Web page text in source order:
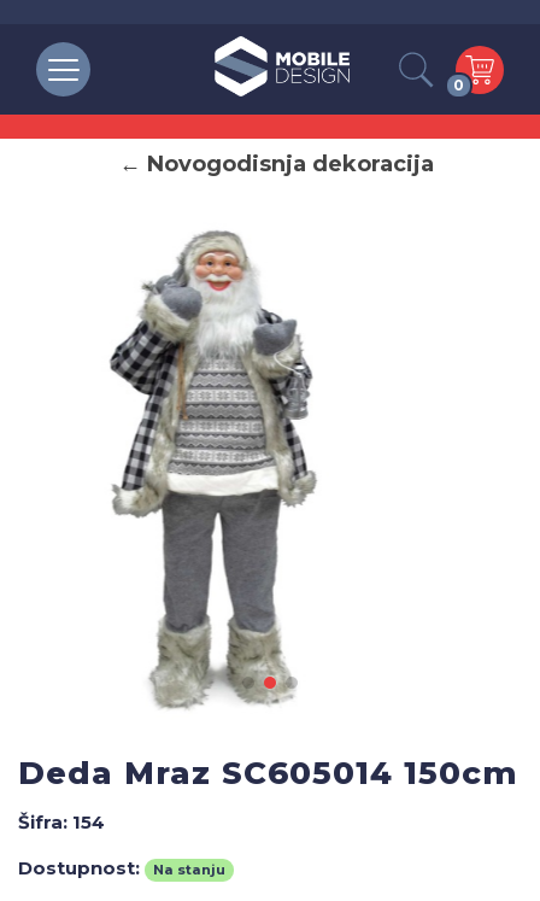
0
← Novogodisnja dekoracija
Deda Mraz SC605014 150cm
Šifra: 154
Dostupnost:
Na stanju